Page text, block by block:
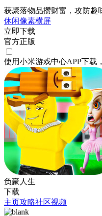
获聚落物品攒财富，攻防趣
休闲像素横屏
立即下载
官方正版
使用小米游戏中心APP下载
负豪人生
下载
主页攻略社区视频